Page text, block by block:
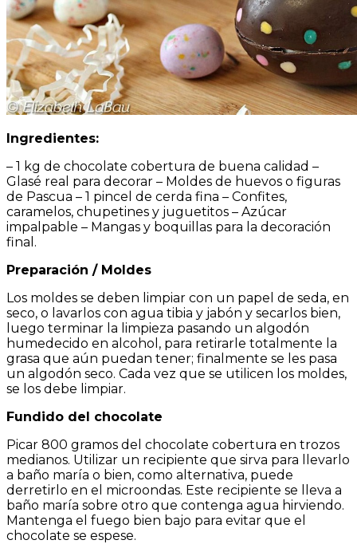
Ingredientes:
– 1 kg de chocolate cobertura de buena calidad –
Glasé real para decorar – Moldes de huevos o figuras
de Pascua – 1 pincel de cerda fina – Confites,
caramelos, chupetines y juguetitos – Azúcar
impalpable – Mangas y boquillas para la decoración
final.
Preparación / Moldes
Los moldes se deben limpiar con un papel de seda, en
seco, o lavarlos con agua tibia y jabón y secarlos bien,
luego terminar la limpieza pasando un algodón
humedecido en alcohol, para retirarle totalmente la
grasa que aún puedan tener; finalmente se les pasa
un algodón seco. Cada vez que se utilicen los moldes,
se los debe limpiar.
Fundido del chocolate
Picar 800 gramos del chocolate cobertura en trozos
medianos. Utilizar un recipiente que sirva para llevarlo
a baño maría o bien, como alternativa, puede
derretirlo en el microondas. Este recipiente se lleva a
baño maría sobre otro que contenga agua hirviendo.
Mantenga el fuego bien bajo para evitar que el
chocolate se espese.